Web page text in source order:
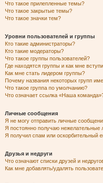
Что такое прилепленные темы?
Что такое закрытые темы?
Что такое значки тем?
Уровни пользователей и группы
Кто такие администраторы?
Кто такие модераторы?
Что такое группы пользователей?
Где находятся группы и как мне
Как мне стать лидером группы?
Почему названия некоторых групп
Что такое группа по умолчанию?
Что означает ссылка «Наша
Личные сообщения
Я не могу отправить личные
Я постоянно получаю нежелательные
Я получил спам или оскорбительный
Друзья и недруги
Что означают списки друзей и
Как мне добавлять/удалять